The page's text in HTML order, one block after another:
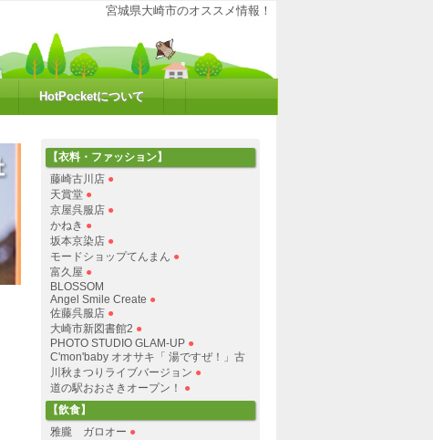
大崎の魅力を再発見！ポケットにHOTな情報をお届けするコミュニティサイト
宮城県大崎市のオススメ情報！
HotPocketについて
【衣料・ファッション】
藤崎古川店 ●
天賞堂 ●
京屋呉服店 ●
かねき ●
坂本京染店 ●
モードショップてんまん ●
富久屋 ●
BLOSSOM
Angel Smile Create ●
佐藤呉服店 ●
大崎市新図書館2 ●
PHOTO STUDIO GLAM-UP ●
C'mon'baby オオサキ「 湯ですぜ！」古
川秋まつりライブバージョン ●
道の駅おおさきオープン！
●
【飲食】
雅朧 ガロオー ●